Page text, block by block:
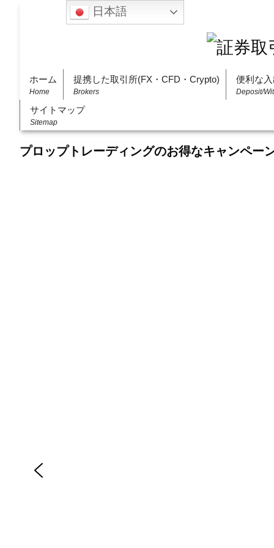
ホーム
Home
提携した取引所(FX・CFD・Crypto)
Brokers
便利な
Deposit/
サイトマップ
Sitemap
プロップトレーディングのお得なキャンペー
日本語